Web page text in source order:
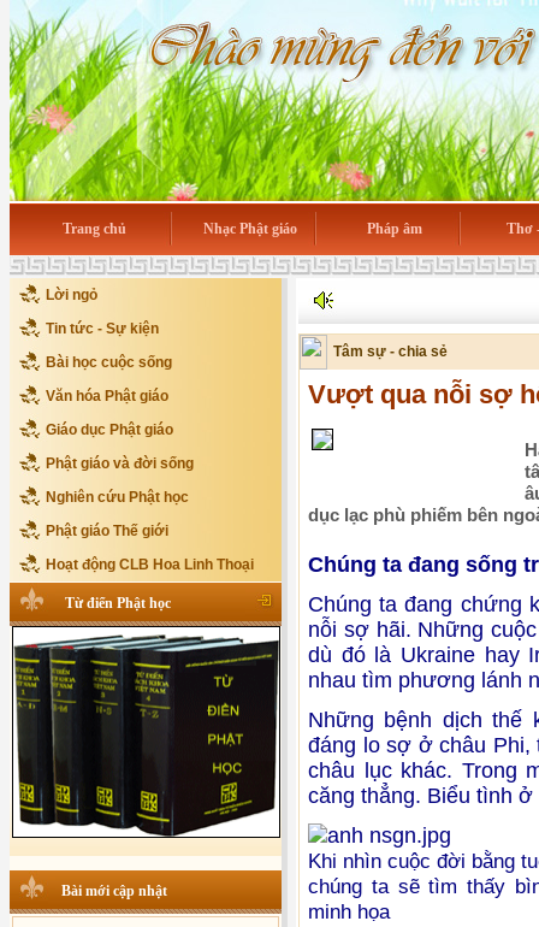
Trang chủ Nhạc Phật giáo Pháp âm Thơ
Lời ngỏ
Tin tức - Sự kiện
Bài học cuộc sống
Văn hóa Phật giáo
Giáo dục Phật giáo
Phật giáo và đời sống
Nghiên cứu Phật học
Phật giáo Thế giới
Hoạt động CLB Hoa Linh Thoại
Từ điển Phật học
Bài mới cập nhật
Tâm sự - chia sẻ
Vượt qua nỗi sợ
dục lạc phù phiếm bên
Chúng ta đang sống
Chúng ta đang chứng
nỗi sợ hãi. Những
dù đó là Ukraine hay
nhau tìm phương lánh
Những bệnh dịch thế
đáng lo sợ ở châu
châu lục khác. Trong
căng thẳng. Biểu tình
Khi nhìn cuộc đời bằng
chúng ta sẽ tìm thấy
minh họa